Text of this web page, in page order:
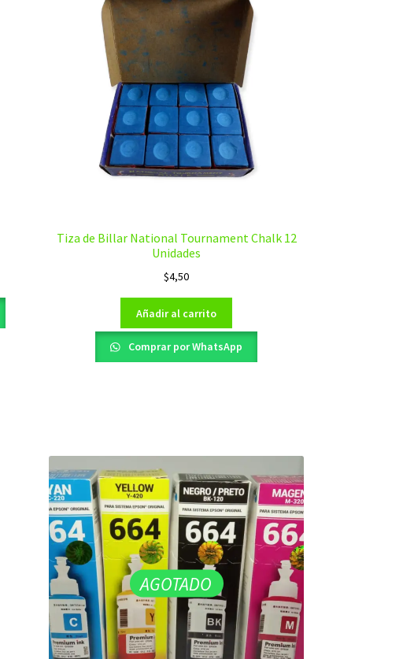
Tiza de Billar National Tournament Chalk 12
Unidades
$4,50
Añadir al carrito
Comprar por WhatsApp
AGOTADO